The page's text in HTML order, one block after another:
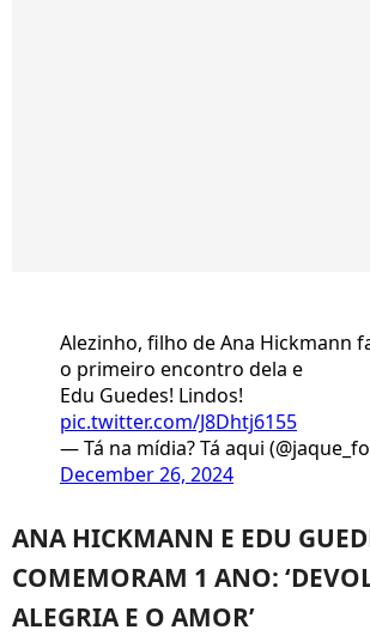
Alezinho, filho de Ana Hickmann
o primeiro encontro dela e
Edu Guedes! Lindos!
pic.twitter.com/J8Dhtj6155
— Tá na mídia? Tá aqui
December 26, 2024
ANA HICKMANN E EDU
COMEMORAM 1 ANO:
ALEGRIA E O AMOR’